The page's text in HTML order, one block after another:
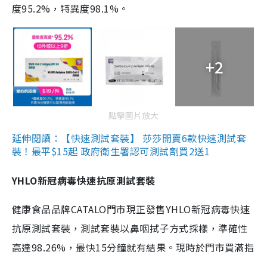
度95.2%，特異度98.1%。
+2
點擊圖片放大
延伸閱讀：【快速測試套裝】 莎莎開賣6款快速測試套
裝！最平$15起 政府衛生署認可測試劑買2送1
YHLO新冠病毒快速抗原測試套裝
健康食品品牌CATALO門市現正發售YHLO新冠病毒快速
抗原測試套裝，測試套裝以鼻咽拭子方式採樣，準確性
高達98.26%，最快15分鐘就有結果。現時於門市買滿指